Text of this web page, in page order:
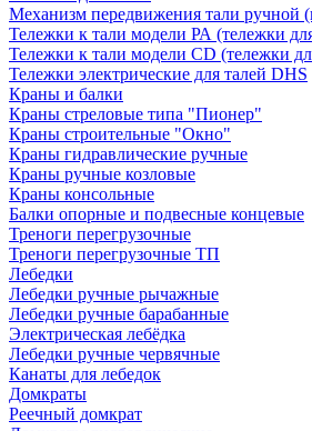
Механизм передвижения тали ручной
Тележки к тали модели РА (тележки
Тележки к тали модели CD (тележки
Тележки электрические для талей DHS
Краны и балки
Краны стреловые типа "Пионер"
Краны строительные "Окно"
Краны гидравлические ручные
Краны ручные козловые
Краны консольные
Балки опорные и подвесные концевые
Треноги перегрузочные
Треноги перегрузочные ТП
Лебедки
Лебедки ручные рычажные
Лебедки ручные барабанные
Электрическая лебёдка
Лебедки ручные червячные
Канаты для лебедок
Домкраты
Реечный домкрат